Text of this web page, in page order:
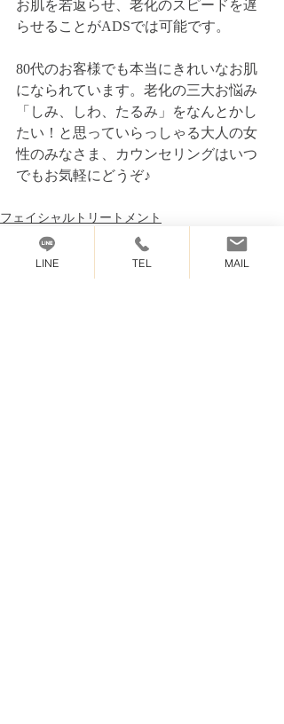
お肌を若返らせ、老化のスピードを遅
らせることがADSでは可能です。
80代のお客様でも本当にきれいなお肌
になられています。老化の三大お悩み
「しみ、しわ、たるみ」をなんとかし
たい！と思っていらっしゃる大人の女
性のみなさま、カウンセリングはいつ
でもお気軽にどうぞ♪
フェイシャルトリートメント
ドクターリセラ
LINE TEL MAIL